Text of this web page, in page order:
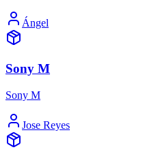
Ángel
Sony M
Sony M
Jose Reyes